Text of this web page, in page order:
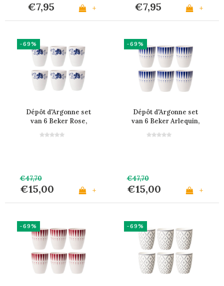
€7,95 + €7,95 +
-69%
Dépôt d'Argonne set
van 6 Beker Rose,
€47,70
€15,00 +
-69%
Dépôt d'Argonne set
van 6 Beker Arlequin,
€47,70
€15,00 +
-69% -69%